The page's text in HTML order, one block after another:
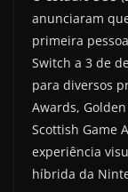
anunciaram
primeira pessoa
Switch a 3 de
para diversos
Awards,
Scottish Game
experiência
híbrida da